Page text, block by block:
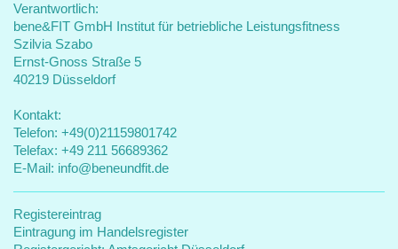
Verantwortlich:
bene&FIT GmbH Institut für betriebliche Leistungsfitness
Szilvia Szabo
Ernst-Gnoss Straße 5
40219 Düsseldorf
Kontakt:
Telefon: +49(0)21159801742
Telefax: +49 211 56689362
E-Mail: info@beneundfit.de
Registereintrag
Eintragung im Handelsregister